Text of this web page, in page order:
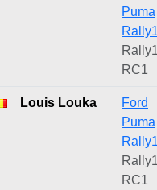
Puma
RC1
Louis Louka
Ford
Puma
RC1